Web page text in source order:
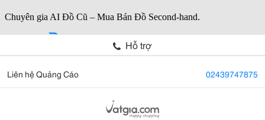
Hỗ trợ
Liên hệ Quảng Cáo 02439747875